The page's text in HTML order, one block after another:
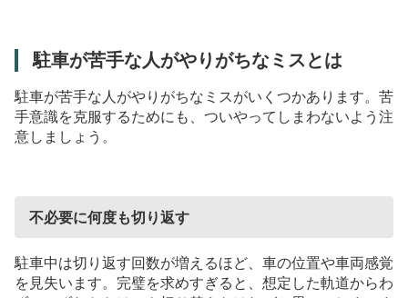
駐車が苦手な人がやりがちなミスとは
駐車が苦手な人がやりがちなミスがいくつかあります。苦
手意識を克服するためにも、ついやってしまわないよう注
意しましょう。
不必要に何度も切り返す
駐車中は切り返す回数が増えるほど、車の位置や車両感覚
を見失います。完璧を求めすぎると、想定した軌道からわ